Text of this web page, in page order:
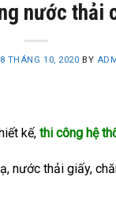
nước thải
8 THÁNG 10, 2020 BY
kế, thi công hệ
thải giấy,